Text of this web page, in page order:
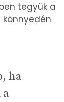
tegyük a
ha